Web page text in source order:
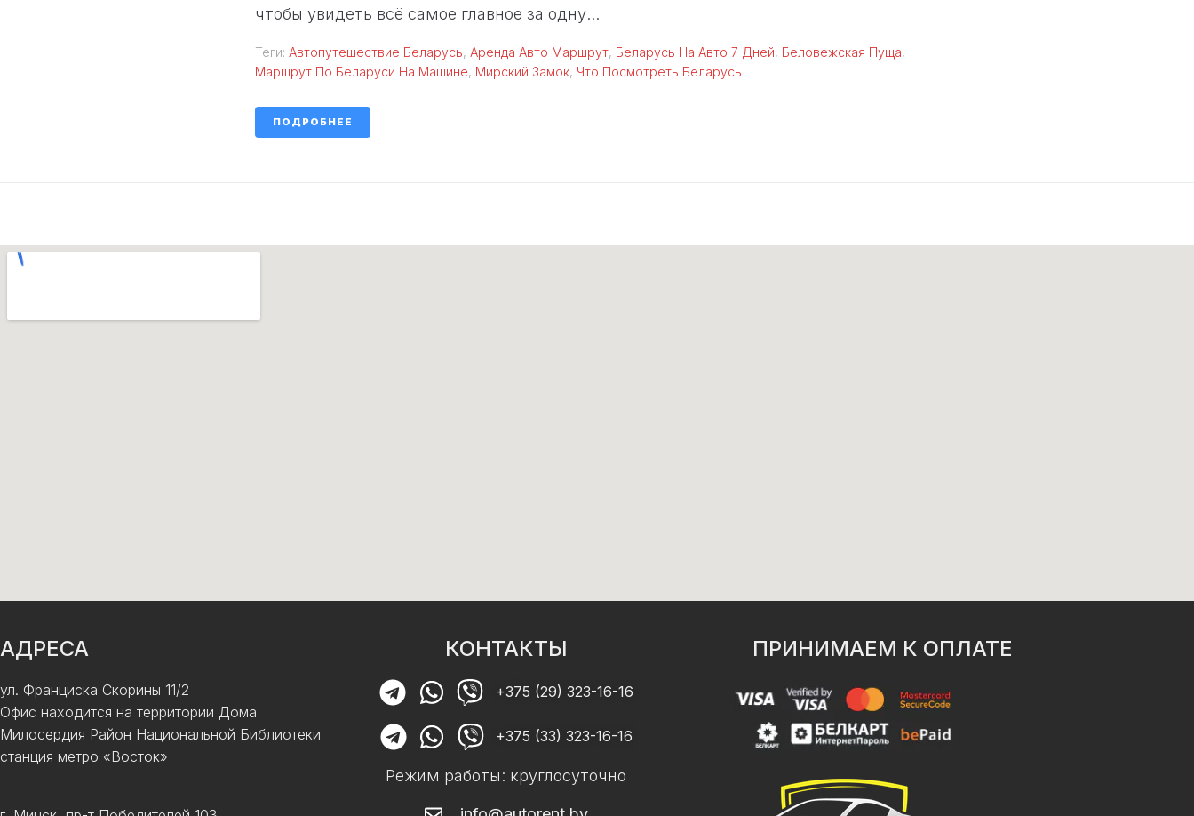
чтобы увидеть всё самое главное за одну...
Теги: Автопутешествие Беларусь, Аренда Авто Маршрут, Беларусь На Авто 7 Дней, Беловежская Пуща,
Маршрут По Беларуси На Машине, Мирский Замок, Что Посмотреть Беларусь
ПОДРОБНЕЕ
АДРЕСА
ул. Франциска Скорины 11/2
Офис находится на территории Дома
Милосердия Район Национальной Библиотеки
станция метро «Восток»
КОНТАКТЫ
+375 (29) 323-16-16
+375 (33) 323-16-16
Режим работы: круглосуточно
ПРИНИМАЕМ К ОПЛАТЕ